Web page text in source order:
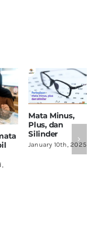
Mata Minus,
Plus, dan
Silinder
January 10th, 2025